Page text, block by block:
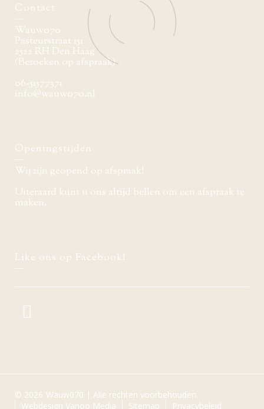
Contact
Wauw070
Pasteurstraat 151
2522 RH Den Haag
(Bezoeken op afspraak)
06-51577371
info@wauw070.nl
Openingstijden
Wij zijn geopend op afspraak!
Uiteraard kunt u ons altijd bellen om een afspraak te
maken.
Like ons op Facebook!
© 2026 Wauw070 | Alle rechten voorbehouden.
Webdesign Vanoo Media
Sitemap Privacybeleid